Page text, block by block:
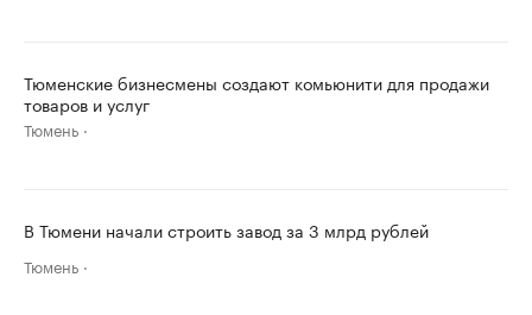
Тюменские бизнесмены создают комьюнити для продажи
товаров и услуг
Тюмень
В Тюмени начали строить завод за 3 млрд рублей
Тюмень